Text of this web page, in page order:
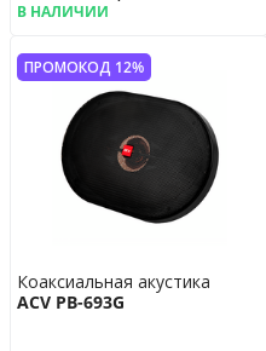
В НАЛИЧИИ
ПРОМОКОД 12%
Коаксиальная акустика
ACV PB-693G